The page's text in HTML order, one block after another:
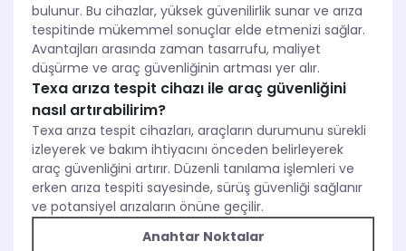
bulunur. Bu cihazlar, yüksek güvenilirlik sunar ve arıza
tespitinde mükemmel sonuçlar elde etmenizi sağlar.
Avantajları arasında zaman tasarrufu, maliyet
düşürme ve araç güvenliğinin artması yer alır.
Texa arıza tespit cihazı ile araç güvenliğini
nasıl artırabilirim?
Texa arıza tespit cihazları, araçların durumunu sürekli
izleyerek ve bakım ihtiyacını önceden belirleyerek
araç güvenliğini artırır. Düzenli tanılama işlemleri ve
erken arıza tespiti sayesinde, sürüş güvenliği sağlanır
ve potansiyel arızaların önüne geçilir.
Anahtar Noktalar